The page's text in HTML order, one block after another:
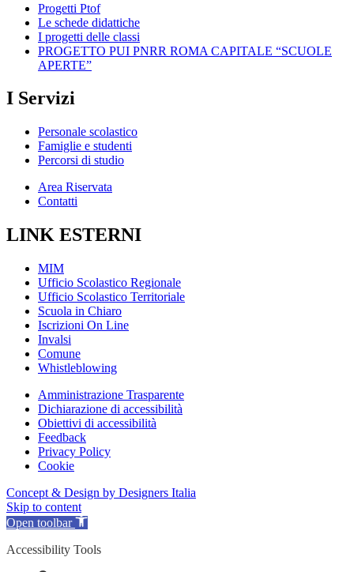
Progetti Ptof
Le schede didattiche
I progetti delle classi
PROGETTO PUI PNRR ROMA CAPITALE “SCUOLE
APERTE”
I Servizi
Personale scolastico
Famiglie e studenti
Percorsi di studio
Area Riservata
Contatti
LINK ESTERNI
MIM
Ufficio Scolastico Regionale
Ufficio Scolastico Territoriale
Scuola in Chiaro
Iscrizioni On Line
Invalsi
Comune
Whistleblowing
Amministrazione Trasparente
Dichiarazione di accessibilità
Obiettivi di accessibilità
Feedback
Privacy Policy
Cookie
Concept & Design by Designers Italia
Skip to content
Open toolbar
Accessibility Tools